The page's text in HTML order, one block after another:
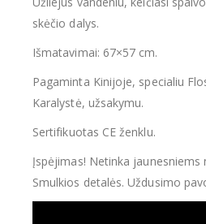
skėčio dalys.
Išmatavimai: 67×57 cm.
Pagaminta Kinijoje, specialiu
Karalystė, užsakymu.
Sertifikuotas CE ženklu.
Įspėjimas! Netinka jaunesniems
Smulkios detalės. Uždusimo